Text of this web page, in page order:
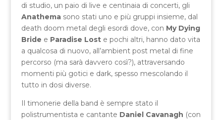
di studio, un paio di live e centinaia di concerti, gli
Anathemasono stati uno e più gruppi insieme, dal
death doom metal degli esordi dove, con My Dying
Bride e Paradise Loste pochi altri, hanno dato vita
a qualcosa di nuovo, all’ambient post metal di fine
percorso (ma sarà davvero così?), attraversando
momenti più gotici e dark, spesso mescolando il
tutto in dosi diverse.
Il timonerie della band è sempre stato il
polistrumentista e cantante Daniel Cavanagh (con